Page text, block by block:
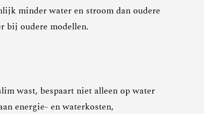
minder water en stroom dan oudere
bij oudere modellen.
wast, bespaart niet alleen op water
energie- en waterkosten,